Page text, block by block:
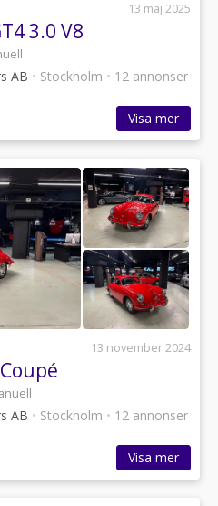
13 maj 2025
3.0 V8
AB • Stockholm • 12 annonser
Visa mer
13 november 2024
AB • Stockholm • 12 annonser
Visa mer